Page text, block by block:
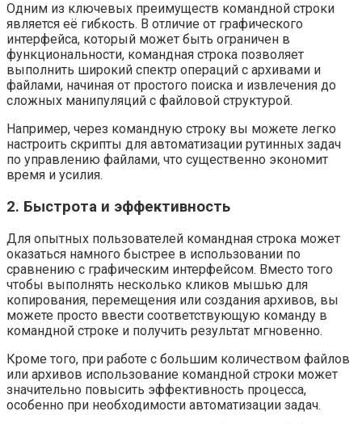
Одним из ключевых преимуществ командной строки
является её гибкость. В отличие от графического
интерфейса, который может быть ограничен в
функциональности, командная строка позволяет
выполнить широкий спектр операций с архивами и
файлами, начиная от простого поиска и извлечения до
сложных манипуляций с файловой структурой.
Например, через командную строку вы можете легко
настроить скрипты для автоматизации рутинных задач
по управлению файлами, что существенно экономит
время и усилия.
2. Быстрота и эффективность
Для опытных пользователей командная строка может
оказаться намного быстрее в использовании по
сравнению с графическим интерфейсом. Вместо того
чтобы выполнять несколько кликов мышью для
копирования, перемещения или создания архивов, вы
можете просто ввести соответствующую команду в
командной строке и получить результат мгновенно.
Кроме того, при работе с большим количеством файлов
или архивов использование командной строки может
значительно повысить эффективность процесса,
особенно при необходимости автоматизации задач.